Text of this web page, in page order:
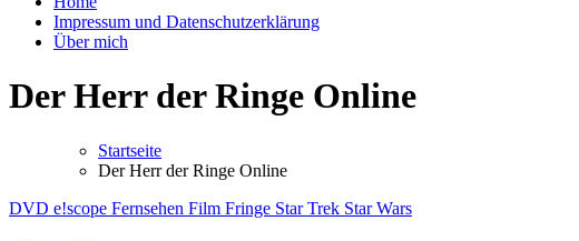
Impressum und Datenschutzerklärung
Über mich
Der Herr der Ringe Online
Startseite
Der Herr der Ringe Online
DVD e!scope Fernsehen Film Fringe Star Trek Star Wars